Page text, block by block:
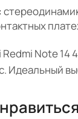
Note 14
Идеальный